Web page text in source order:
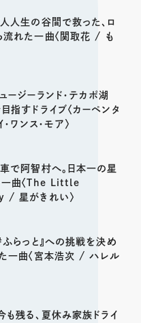
人生の谷間で救った、ロ
流れた一曲〈関取花 / も
ージーランド・テカポ湖
指すドライブ〈カーペンタ
ワンス・モア〉
で阿智村へ。日本一の星
一曲〈The Little
星がきれい〉
ふらっと』への挑戦を決め
一曲〈宮本浩次 / ハレル
残る、夏休み家族ドライ